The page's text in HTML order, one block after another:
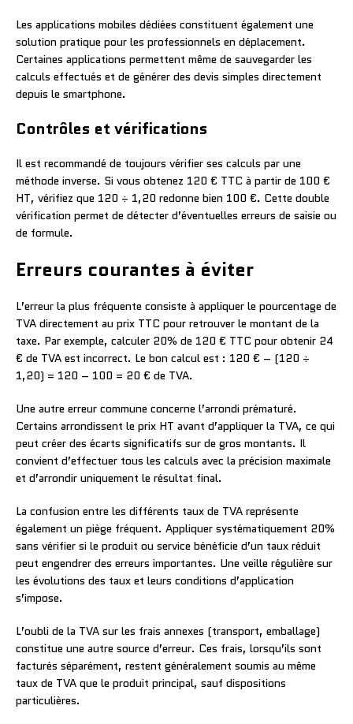
Les applications mobiles dédiées constituent également une
solution pratique pour les professionnels en déplacement.
Certaines applications permettent même de sauvegarder les
calculs effectués et de générer des devis simples directement
depuis le smartphone.
Contrôles et vérifications
Il est recommandé de toujours vérifier ses calculs par une
méthode inverse. Si vous obtenez 120 € TTC à partir de 100 €
HT, vérifiez que 120 ÷ 1,20 redonne bien 100 €. Cette double
vérification permet de détecter d’éventuelles erreurs de saisie ou
de formule.
Erreurs courantes à éviter
L’erreur la plus fréquente consiste à appliquer le pourcentage de
TVA directement au prix TTC pour retrouver le montant de la
taxe. Par exemple, calculer 20% de 120 € TTC pour obtenir 24
€ de TVA est incorrect. Le bon calcul est : 120 € – (120 ÷
1,20) = 120 – 100 = 20 € de TVA.
Une autre erreur commune concerne l’arrondi prématuré.
Certains arrondissent le prix HT avant d’appliquer la TVA, ce qui
peut créer des écarts significatifs sur de gros montants. Il
convient d’effectuer tous les calculs avec la précision maximale
et d’arrondir uniquement le résultat final.
La confusion entre les différents taux de TVA représente
également un piège fréquent. Appliquer systématiquement 20%
sans vérifier si le produit ou service bénéficie d’un taux réduit
peut engendrer des erreurs importantes. Une veille régulière sur
les évolutions des taux et leurs conditions d’application
s’impose.
L’oubli de la TVA sur les frais annexes (transport, emballage)
constitue une autre source d’erreur. Ces frais, lorsqu’ils sont
facturés séparément, restent généralement soumis au même
taux de TVA que le produit principal, sauf dispositions
particulières.